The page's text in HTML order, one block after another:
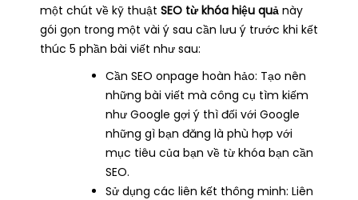
một chút về kỹ thuật SEO từ khóa hiệu quả này
gói gọn trong một vài ý sau cần lưu ý trước khi kết
thúc 5 phần bài viết như sau:
Cần SEO onpage hoàn hảo: Tạo nên
những bài viết mà công cụ tìm kiếm
như Google gợi ý thì đối với Google
những gì bạn đăng là phù hợp với
mục tiêu của bạn về từ khóa bạn cần
SEO.
Sử dụng các liên kết thông minh: Liên